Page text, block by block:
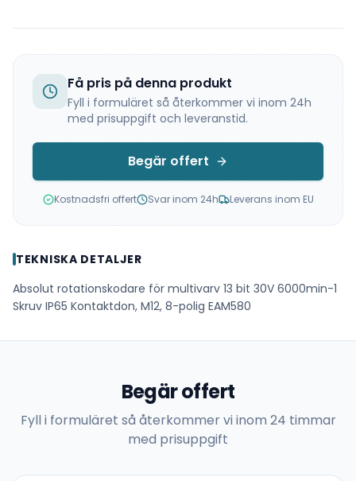
Få pris på denna produkt
Fyll i formuläret så återkommer vi inom 24h
med prisuppgift och leveranstid.
Begär offert
Kostnadsfri offert Svar inom 24h Leverans inom EU
TEKNISKA DETALJER
Absolut rotationskodare för multivarv 13 bit 30V 6000min-1
Skruv IP65 Kontaktdon, M12, 8-polig EAM580
Begär offert
Fyll i formuläret så återkommer vi inom 24 timmar
med prisuppgift